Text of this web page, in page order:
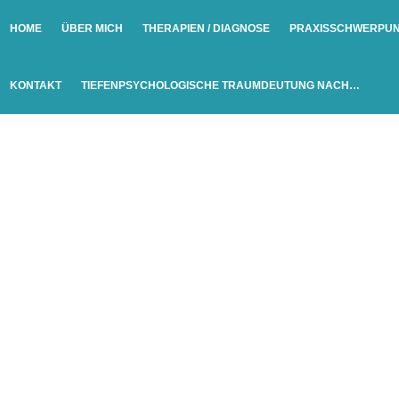
HOME ÜBER MICH THERAPIEN / DIAGNOSE
KONTAKT TIEFENPSYCHOLOGISCHE TRAUMDEUTUNG NACH…